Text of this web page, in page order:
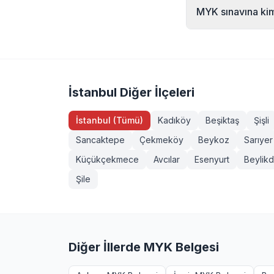
Sorumlu Emlak
Kurye (Seviye 3),
Sapancı (İşaretçi),
MYK sınavına
İstanbul Diğer İlçeleri
İstanbul (Tümü) Kadıköy Beşiktaş Şişli
Sancaktepe
Çekmeköy Beykoz Sarıyer
Küçükçekmece
Avcılar Esenyurt
Şile
Diğer İllerde MYK Belgesi